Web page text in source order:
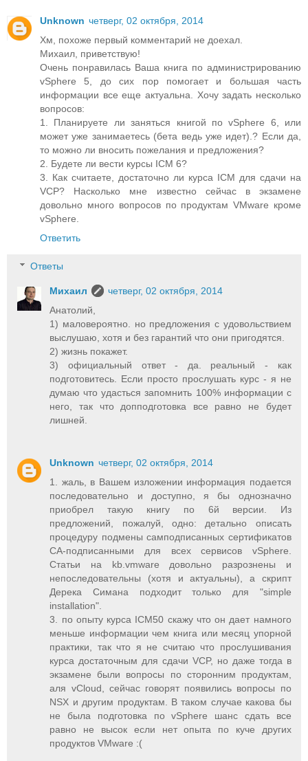
Unknown четверг, 02 октября, 2014
Хм, похоже первый комментарий не доехал.
Михаил, приветствую!
Очень понравилась Ваша книга по администрированию
vSphere 5, до сих пор помогает и большая часть
информации все еще актуальна. Хочу задать несколько
вопросов:
1. Планируете ли заняться книгой по vSphere 6, или
может уже занимаетесь (бета ведь уже идет).? Если да,
то можно ли вносить пожелания и предложения?
2. Будете ли вести курсы ICM 6?
3. Как считаете, достаточно ли курса ICM для сдачи на
VCP? Насколько мне известно сейчас в экзамене
довольно много вопросов по продуктам VMware кроме
vSphere.
Ответить
Ответы
Михаил
четверг, 02 октября, 2014
Анатолий,
1) маловероятно. но предложения с удовольствием
выслушаю, хотя и без гарантий что они пригодятся.
2) жизнь покажет.
3) официальный ответ - да. реальный - как
подготовитесь. Если просто прослушать курс - я не
думаю что удасться запомнить 100% информации с
него, так что допподготовка все равно не будет
лишней.
Unknown четверг, 02 октября, 2014
1. жаль, в Вашем изложении информация подается
последовательно и доступно, я бы однозначно
приобрел такую книгу по 6й версии. Из
предложений, пожалуй, одно: детально описать
процедуру подмены самподписанных сертификатов
CA-подписанными для всех сервисов vSphere.
Статьи на kb.vmware довольно разрознены и
непоследовательны (хотя и актуальны), а скрипт
Дерека Симана подходит только для "simple
installation".
3. по опыту курса ICM50 скажу что он дает намного
меньше информации чем книга или месяц упорной
практики, так что я не считаю что прослушивания
курса достаточным для сдачи VCP, но даже тогда в
экзамене были вопросы по сторонним продуктам,
аля vCloud, сейчас говорят появились вопросы по
NSX и другим продуктам. В таком случае какова бы
не была подготовка по vSphere шанс сдать все
равно не высок если нет опыта по куче других
продуктов VMware :(